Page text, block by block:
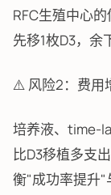
RFC生殖中心
先移1枚D3，余
⚠️ 风险2：费用
培养液、time-
比D3移植多支
衡"成功率提升"